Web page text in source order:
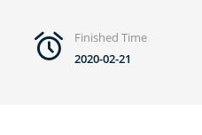
Finished Time
2020-02-21